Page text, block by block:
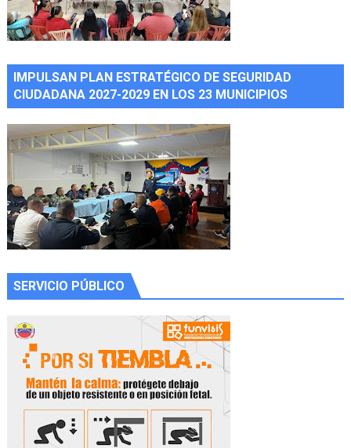
IMPULSAN PLAN ESTRATÉGICO DE SEGURIDAD
CIUDADANA 2027-2029 EN LOS 23 MUNICIPIOS
SERVICIO PÚBLICO